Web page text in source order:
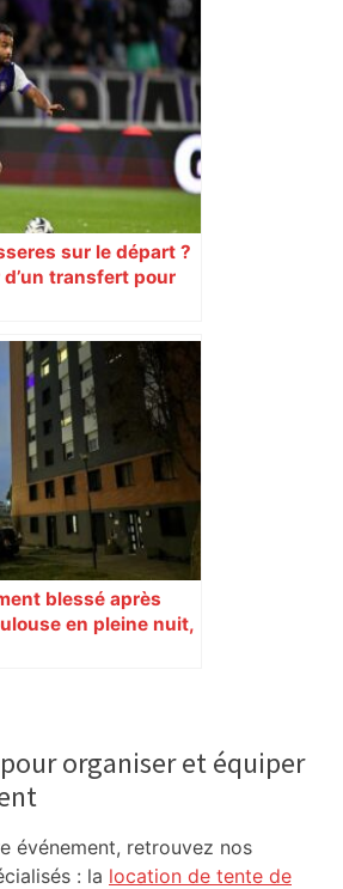
sur le départ ?
transfert pour
blessé après
en pleine nuit,
organiser et équiper
événement, retrouvez nos
: la location de tente de